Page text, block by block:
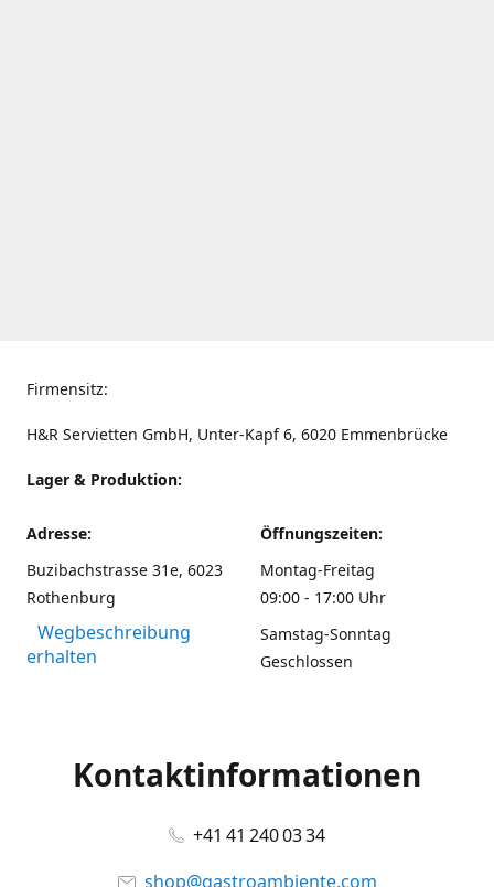
Firmensitz:
H&R Servietten GmbH, Unter-Kapf 6, 6020 Emmenbrücke
Lager & Produktion:
Adresse:
Buzibachstrasse 31e, 6023
Rothenburg
Wegbeschreibung
erhalten
Öffnungszeiten:
Montag-Freitag
09:00 - 17:00 Uhr
Samstag-Sonntag
Geschlossen
Kontaktinformationen
+41 41 240 03 34
shop@gastroambiente.com